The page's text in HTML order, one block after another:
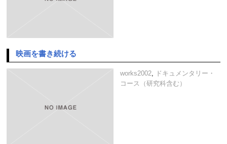
映画を書き続ける
works2002, ドキュメンタリー・
コース（研究科含む）